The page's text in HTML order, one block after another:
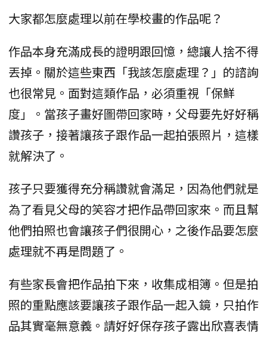
大家都怎麼處理以前在學校畫的作品呢？
作品本身充滿成長的證明跟回憶，總讓人捨不得
丟掉。關於這些東西「我該怎麼處理？」的諮詢
也很常見。面對這類作品，必須重視「保鮮
度」。當孩子畫好圖帶回家時，父母要先好好稱
讚孩子，接著讓孩子跟作品一起拍張照片，這樣
就解決了。
孩子只要獲得充分稱讚就會滿足，因為他們就是
為了看見父母的笑容才把作品帶回家來。而且幫
他們拍照也會讓孩子們很開心，之後作品要怎麼
處理就不再是問題了。
有些家長會把作品拍下來，收集成相簿。但是拍
照的重點應該要讓孩子跟作品一起入鏡，只拍作
品其實毫無意義。請好好保存孩子露出欣喜表情